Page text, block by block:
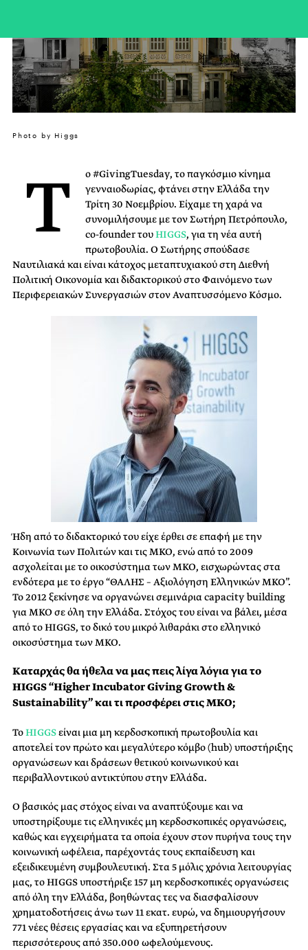
Photo by Higgs
T
o #GivingTuesday, το παγκόσμιο κίνημα
γενναιοδωρίας, φτάνει στην Ελλάδα την
Τρίτη 30 Νοεμβρίου. Είχαμε τη χαρά να
συνομιλήσουμε με τον Σωτήρη Πετρόπουλο,
co-founder τουHIGGS, για τη νέα αυτή
πρωτοβουλία. Ο Σωτήρης σπούδασε
Ναυτιλιακά και είναι κάτοχος μεταπτυχιακού στη Διεθνή
Πολιτική Οικονομία και διδακτορικού στο Φαινόμενο των
Περιφερειακών Συνεργασιών στον Αναπτυσσόμενο Κόσμο.
Ήδη από το διδακτορικό του είχε έρθει σε επαφή με την
Κοινωνία των Πολιτών και τις ΜΚΟ, ενώ από το 2009
ασχολείται με το οικοσύστημα των ΜΚΟ, εισχωρώντας στα
ενδότερα με το έργο “ΘΑΛΗΣ – Αξιολόγηση Ελληνικών ΜΚΟ”.
Το 2012 ξεκίνησε να οργανώνει σεμινάρια capacity building
για ΜΚΟ σε όλη την Ελλάδα. Στόχος του είναι να βάλει, μέσα
από το HIGGS, το δικό του μικρό λιθαράκι στο ελληνικό
οικοσύστημα των ΜΚΟ.
Καταρχάς θα ήθελα να μας πεις λίγα λόγια για το
HIGGS “Higher Incubator Giving Growth &
Sustainability” και τι προσφέρει στις ΜΚΟ;
ToHIGGSείναι μια μη κερδοσκοπική πρωτοβουλία και
αποτελεί τον πρώτο και μεγαλύτερο κόμβο (hub) υποστήριξης
οργανώσεων και δράσεων θετικού κοινωνικού και
περιβαλλοντικού αντικτύπου στην Ελλάδα.
Ο βασικός μας στόχος είναι να αναπτύξουμε και να
υποστηρίξουμε τις ελληνικές μη κερδοσκοπικές οργανώσεις,
καθώς και εγχειρήματα τα οποία έχουν στον πυρήνα τους την
κοινωνική ωφέλεια, παρέχοντάς τους εκπαίδευση και
εξειδικευμένη συμβουλευτική. Στα 5 μόλις χρόνια λειτουργίας
μας, το HIGGS υποστήριξε 157 μη κερδοσκοπικές οργανώσεις
από όλη την Ελλάδα, βοηθώντας τες να διασφαλίσουν
χρηματοδοτήσεις άνω των 11 εκατ. ευρώ, να δημιουργήσουν
771 νέες θέσεις εργασίας και να εξυπηρετήσουν
περισσότερους από 350.000 ωφελούμενους.